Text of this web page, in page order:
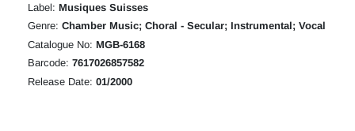
Label: Musiques Suisses
Genre: Chamber Music; Choral - Secular; Instrumental; Vocal
Catalogue No: MGB-6168
Barcode: 7617026857582
Release Date: 01/2000